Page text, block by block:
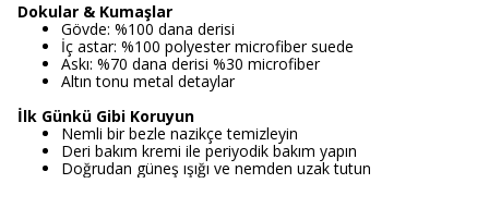
Dokular & Kumaşlar
Gövde: %100 dana derisi
İç astar: %100 polyester microfiber suede
Askı: %70 dana derisi %30 microfiber
Altın tonu metal detaylar
İlk Günkü Gibi Koruyun
Nemli bir bezle nazikçe temizleyin
Deri bakım kremi ile periyodik bakım yapın
Doğrudan güneş ışığı ve nemden uzak tutun